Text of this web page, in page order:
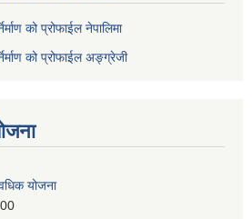
को प्रोफाईल नेपालिमा
को प्रोफाईल अङ्ग्रेजी
योजना